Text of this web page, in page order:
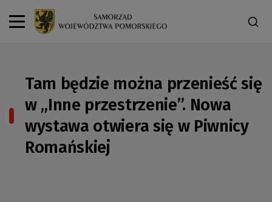
Tam będzie można przenieść się
w „Inne przestrzenie”. Nowa
wystawa otwiera się w Piwnicy
Romańskiej